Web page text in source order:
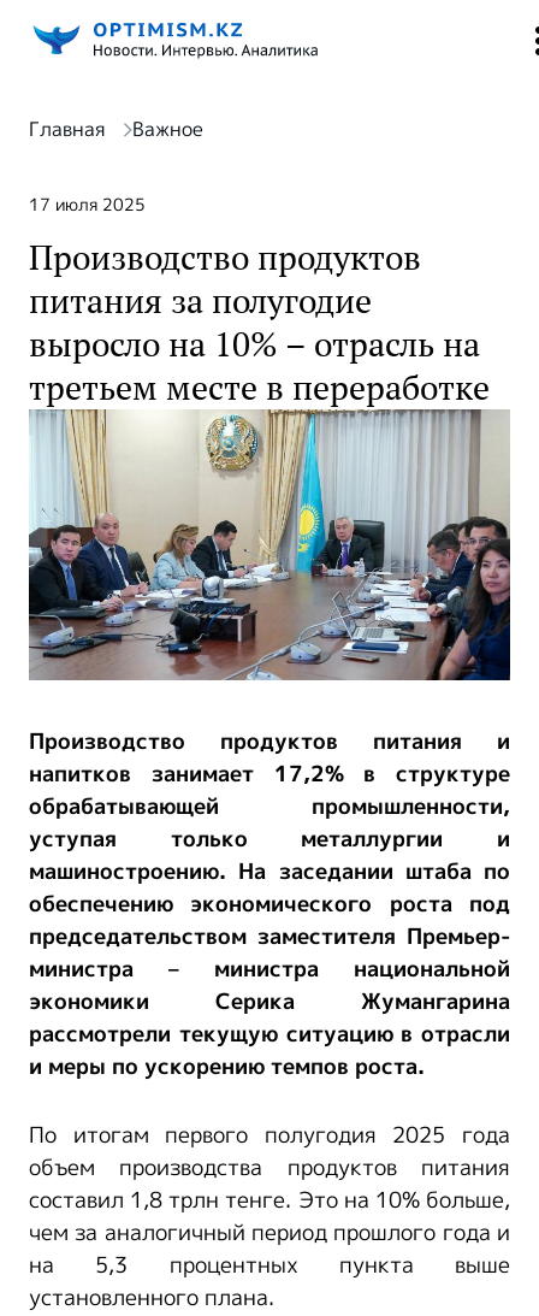
Главная Важное
17 июля 2025
Производство продуктов
питания за полугодие
выросло на 10% – отрасль на
третьем месте в переработке
Производство продуктов питания и
напитков занимает 17,2% в структуре
обрабатывающей промышленности,
уступая только металлургии и
машиностроению. На заседании штаба по
обеспечению экономического роста под
председательством заместителя Премьер-
министра – министра национальной
экономики Серика Жумангарина
рассмотрели текущую ситуацию в отрасли
и меры по ускорению темпов роста.
По итогам первого полугодия 2025 года
объем производства продуктов питания
составил 1,8 трлн тенге. Это на 10% больше,
чем за аналогичный период прошлого года и
на 5,3 процентных пункта выше
установленного плана.